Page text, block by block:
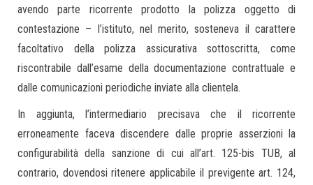
avendo parte ricorrente prodotto la polizza oggetto di
contestazione – l’istituto, nel merito, sosteneva il carattere
facoltativo della polizza assicurativa sottoscritta, come
riscontrabile dall’esame della documentazione contrattuale e
dalle comunicazioni periodiche inviate alla clientela.
In aggiunta, l’intermediario precisava che il ricorrente
erroneamente faceva discendere dalle proprie asserzioni la
configurabilità della sanzione di cui all’art. 125-bis TUB, al
contrario, dovendosi ritenere applicabile il previgente art. 124,